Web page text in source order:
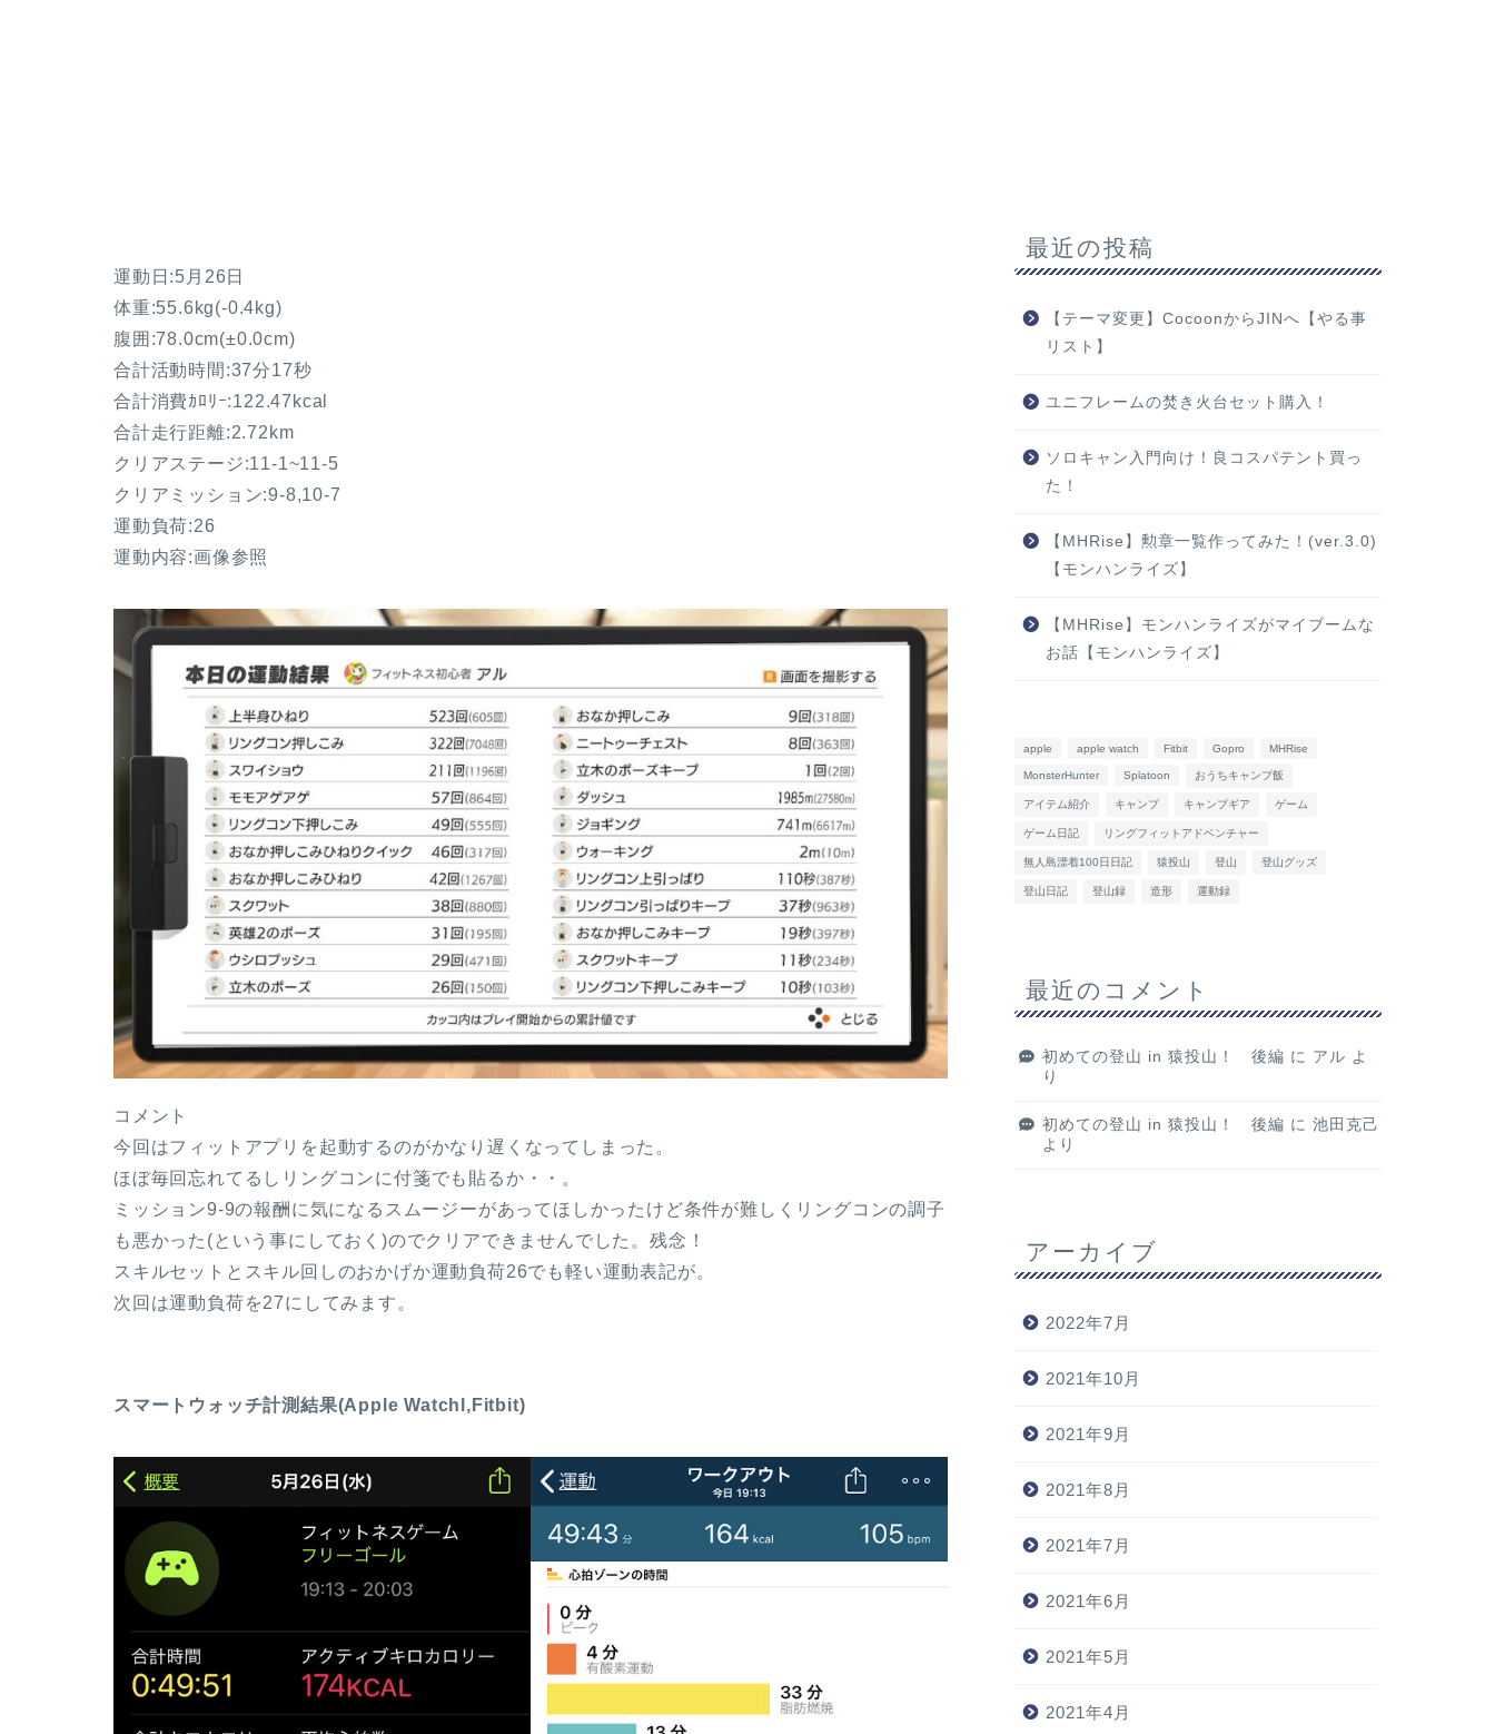
運動日:5月26日
体重:55.6kg(-0.4kg)
腹囲:78.0cm(±0.0cm)
合計活動時間:37分17秒
合計消費ｶﾛﾘｰ:122.47kcal
合計走行距離:2.72km
クリアステージ:11-1~11-5
クリアミッション:9-8,10-7
運動負荷:26
運動内容:画像参照
コメント
今回はフィットアプリを起動するのがかなり遅くなってしまった。
ほぼ毎回忘れてるしリングコンに付箋でも貼るか・・。
ミッション9-9の報酬に気になるスムージーがあってほしかったけど条件が難しくリングコンの調子
も悪かった(という事にしておく)のでクリアできませんでした。残念！
スキルセットとスキル回しのおかげか運動負荷26でも軽い運動表記が。
次回は運動負荷を27にしてみます。
スマートウォッチ計測結果(Apple Watchl,Fitbit)
最近の投稿
【テーマ変更】CocoonからJINへ【やる事
リスト】
ユニフレームの焚き火台セット購入！
ソロキャン入門向け！良コスパテント買っ
た！
【MHRise】勲章一覧作ってみた！(ver.3.0)
【モンハンライズ】
【MHRise】モンハンライズがマイブームな
お話【モンハンライズ】
apple apple watch Fitbit Gopro MHRise
MonsterHunter Splatoon おうちキャンプ飯
アイテム紹介 キャンプ キャンプギア ゲーム
ゲーム日記 リングフィットアドベンチャー
無人島漂着100日日記 猿投山 登山 登山グッズ
登山日記 登山録 造形 運動録
最近のコメント
初めての登山 in 猿投山！ 後編 に アル よ
り
初めての登山 in 猿投山！ 後編 に 池田克己
より
アーカイブ
2022年7月
2021年10月
2021年9月
2021年8月
2021年7月
2021年6月
2021年5月
2021年4月